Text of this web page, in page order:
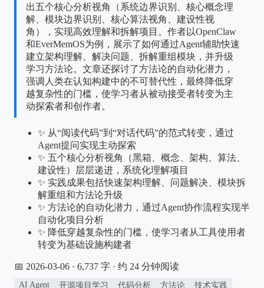
出五个核心分析视角（系统边界识别、核心概念理
解、模块边界识别、核心算法视角、建设性视
角），实现高效理解和拆解项目。作者以OpenClaw
和EverMemOS为例，展示了如何通过Agent辅助快速
建立架构理解、解决问题、拆解重组模块，并升级
学习方法论。文章还探讨了方法论的自动化潜力，
强调人类在认知构建中的不可替代性，最终降低穿
越复杂性的门槛，使学习者从被动接受者转变为主
动探索者和创作者。
✨ 从“阅读代码”到“对话代码”的范式转变，通过
Agent提问实现主动探索
✨ 五个核心分析视角（黑箱、概念、架构、算法、
建设性）层层递进，系统化理解项目
✨ 实践成果包括快速架构理解、问题解决、模块拆
解重组和方法论升级
✨ 方法论的自动化潜力，通过Agent协作流程实现半
自动化项目分析
✨ 降低穿越复杂性的门槛，使学习者从工具使用者
转变为基础设施构建者
📅 2026-03-06 · 6,737 字 · 约 24 分钟阅读
AI Agent 开源项目学习 代码分析 方法论 技术实践